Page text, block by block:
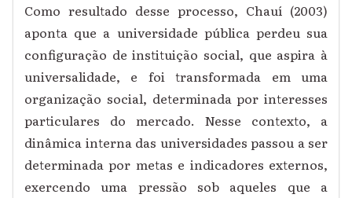
Como resultado desse processo, Chauí (2003)
aponta que a universidade pública perdeu sua
configuração de instituição social, que aspira à
universalidade, e foi transformada em uma
organização social, determinada por interesses
particulares do mercado. Nesse contexto, a
dinâmica interna das universidades passou a ser
determinada por metas e indicadores externos,
exercendo uma pressão sob aqueles que a